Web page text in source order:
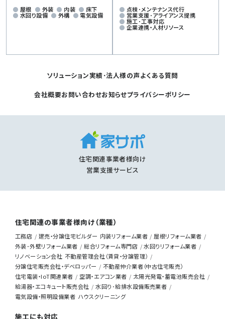
屋根 外装 内装 床下
水回り設備 外構 電気設備
点検･メンテナンス代行
営業支援･アライアンス提携
施工･工事対応
企業連携・人材リソース
ソリューション実績･法人様の声よくある質問
会社概要お問い合わせお知らせプライバシーポリシー
住宅関連事業者様向け
営業支援サービス
住宅関連の事業者様向け（業種）
工務店 建売・分譲住宅ビルダー 内装リフォーム業者
屋根リフォーム業者
外装･外壁リフォーム業者
総合リフォーム専門店
水回りリフォーム業者
リノベーション会社 不動産管理会社（賃貸・分譲管理）
分譲住宅販売会社・デベロッパー
不動産仲介業者（中古住宅販売）
住宅電装・IoT関連業者
空調・エアコン業者
太陽光発電・蓄電池販売会社
給湯器・エコキュート販売会社
水回り･給排水設備販売業者
電気設備・照明設備業者 ハウスクリーニング
施工にも対応